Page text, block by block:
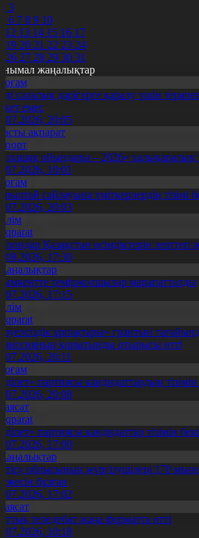
3
6 7 8 9 10
12 13 14 15 16 17
19 20 21 22 23 24
26 27 28 29 30 31
жаңалықтар
салалық дәрігерге қаралу үшін
емес
20:05
ақпарат
ойындары – 2026» халықаралық
10:01
сайлауына үміткерлердің тізімі
20:03
Қазақстан өсімдіктерін зерттеп
17:30
теміржолшылар марапатталды
17:15
ұрпақтары» грантын
қорытынды отырысы өтті
20:11
партиясы кандидаттардың тізімін
20:08
партиясы кандидаттар тізімін
17:00
облысының жүргізушілері 170
бұзған
17:02
теледебат жаңа форматта өтті
10:18